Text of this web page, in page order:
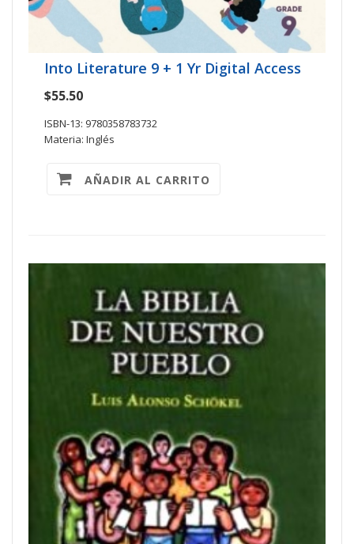
Into Literature 9 + 1 Yr Digital Access
$55.50
ISBN-13: 9780358783732
Materia: Inglés
AÑADIR AL CARRITO